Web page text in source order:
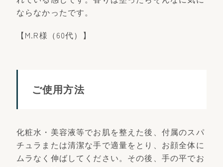
ならなかったです。
【M.R様（60代）】
ご使用方法
化粧水・美容液等でお肌を整えた後、付属のスパ
チュラまたは清潔な手で適量をとり、お顔全体に
ムラなく伸ばしてください。その後、手の平でお